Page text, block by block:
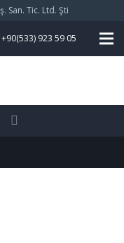
San. Tic. Ltd. Şti
+90(533) 923 59 05